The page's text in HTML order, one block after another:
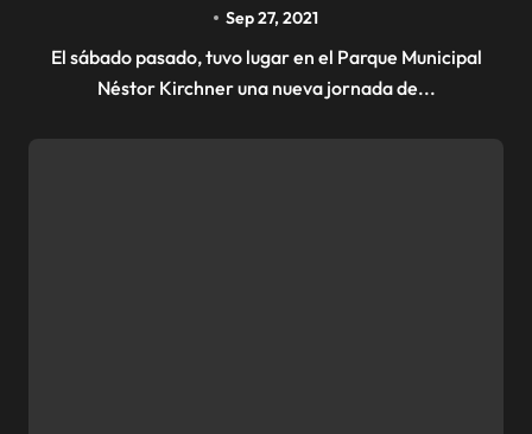
Sep 27, 2021
El sábado pasado, tuvo lugar en el Parque Municipal
Néstor Kirchner una nueva jornada de...